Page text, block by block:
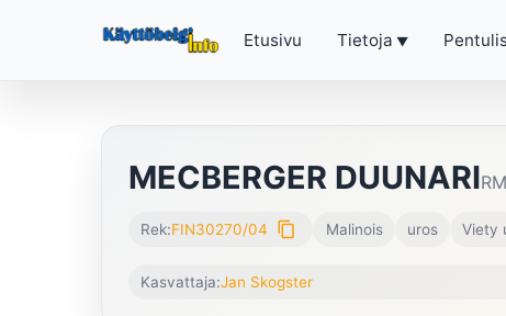
Etusivu Tietoja
MECBERGER DUUNARI
Rek:FIN30270/04 content_copy Malinois uros Viety
Kasvattaja:Jan Skogster